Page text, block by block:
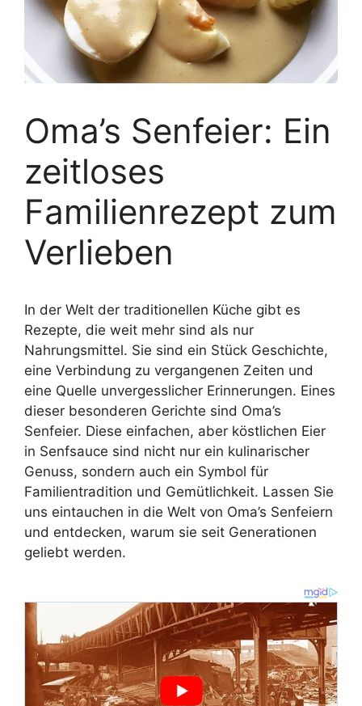
Oma’s Senfeier: Ein
zeitloses
Familienrezept zum
Verlieben
In der Welt der traditionellen Küche gibt es
Rezepte, die weit mehr sind als nur
Nahrungsmittel. Sie sind ein Stück Geschichte,
eine Verbindung zu vergangenen Zeiten und
eine Quelle unvergesslicher Erinnerungen. Eines
dieser besonderen Gerichte sind Oma’s
Senfeier. Diese einfachen, aber köstlichen Eier
in Senfsauce sind nicht nur ein kulinarischer
Genuss, sondern auch ein Symbol für
Familientradition und Gemütlichkeit. Lassen Sie
uns eintauchen in die Welt von Oma’s Senfeiern
und entdecken, warum sie seit Generationen
geliebt werden.